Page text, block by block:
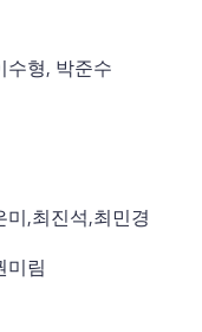
수형, 박준수
미,최진석,최민경
미림